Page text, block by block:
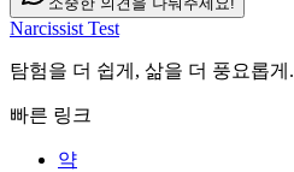
Narcissist Test
탐험을 더 쉽게, 삶을 더 풍요롭게.
빠른 링크
약